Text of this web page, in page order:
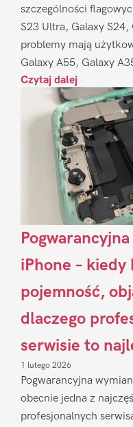
szczególności
S23 Ultra, Galaxy
problemy mają
Galaxy A55, Galaxy
Czytaj dalej
iPhone –
pojemność,
dlaczego
serwisie to
1 lutego 2026
Pogwarancyjna
obecnie jedna z
profesjonalnych